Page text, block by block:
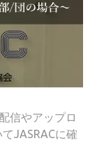
信やアップロ
JASRACに確